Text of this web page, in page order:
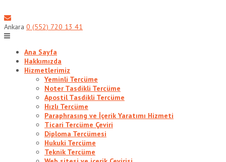
to
content
Ankara 0 (552) 720 13 41
Ana Sayfa
Hakkımızda
Hizmetlerimiz
Yeminli Tercüme
Noter Tasdikli Tercüme
Apostil Tasdikli Tercüme
Hızlı Tercüme
Paraphrasıng ve İçerik Yaratımı Hizmeti
Ticari Tercüme Çeviri
Diploma Tercümesi
Hukuki Tercüme
Teknik Tercüme